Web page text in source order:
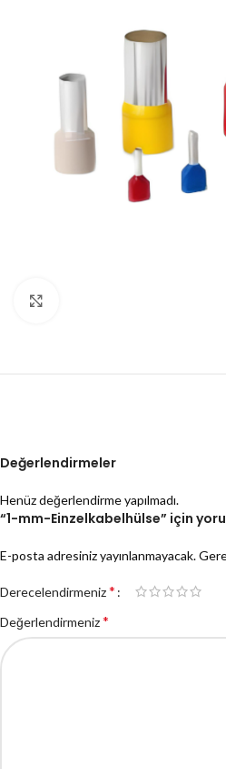
Değerlendirmeler
Henüz değerlendirme yapılmadı.
“1-mm-Einzelkabelhülse” için
E-posta adresiniz yayınlanmayacak.
Derecelendirmeniz*
Değerlendirmeniz*